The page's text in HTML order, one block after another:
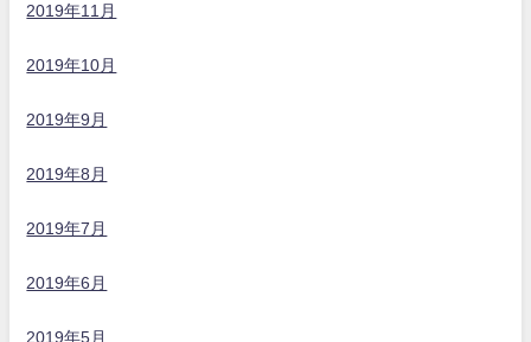
2019年11月
2019年10月
2019年9月
2019年8月
2019年7月
2019年6月
2019年5月